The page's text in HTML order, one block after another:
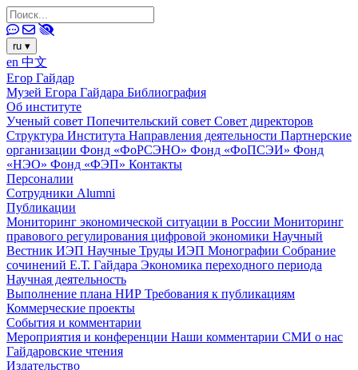
ru ▾
en 中文
Егор Гайдар
Музей Егора Гайдара Библиография
Об институте
Ученый совет Попечительский совет Совет директоров
Структура Института Направления деятельности Партнерские
организации Фонд «ФоРСЭНО» Фонд «ФоПСЭИ» Фонд
«НЭО» Фонд «ФЭП» Контакты
Персоналии
Сотрудники Alumni
Публикации
Мониторинг экономической ситуации в России Мониторинг
правового регулирования цифровой экономики Научный
Вестник ИЭП Научные Труды ИЭП Монографии Собрание
сочинений Е.Т. Гайдара Экономика переходного периода
Научная деятельность
Выполнение плана НИР Требования к публикациям
Коммерческие проекты
События и комментарии
Мероприятия и конференции Наши комментарии СМИ о нас
Гайдаровские чтения
Издательство